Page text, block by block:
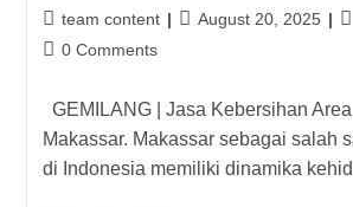
team content August 20, 2025
0 Comments
GEMILANG | Jasa Kebersihan
Makassar. Makassar sebagai salah
di Indonesia memiliki dinamika